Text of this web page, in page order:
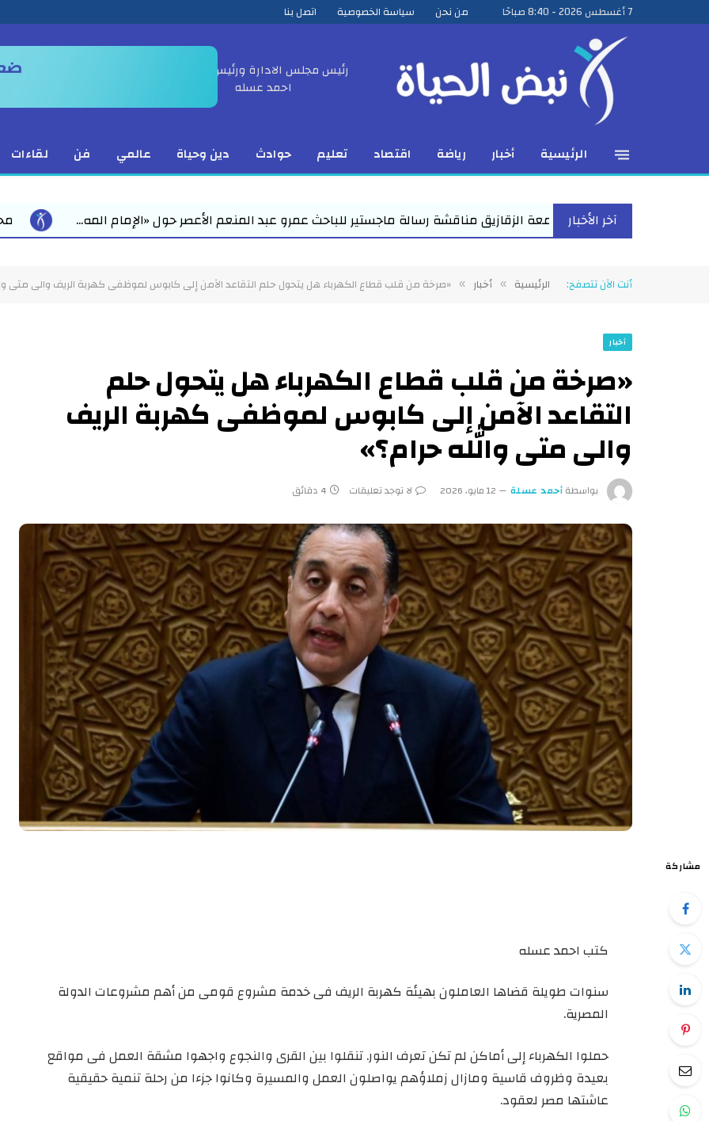
7 أغسطس 2026 - 8:40 صباحًا من نحن سياسة الخصوصية اتصل بنا
رئيس مجلس الادارة ورئيس التحرير
احمد عسله
الرئيسية أخبار رياضة اقتصاد تعليم حوادث دين وحياة عالمي فن لقاءات
آخر الأخبار
الزقازيق مناقشة رسالة ماجستير للباحث عمرو عبد المنعم الأعصر حول «الإمام المه... محمد رمضان يقود استعدادات
أنت الآن تتصفح: الرئيسية » أخبار » «صرخة من قلب قطاع الكهرباء هل يتحول حلم التقاعد الآمن إلى كابوس لموظفى كهربة الريف والى متى
أخبار
«صرخة من قلب قطاع الكهرباء هل يتحول حلم
التقاعد الآمن إلى كابوس لموظفى كهربة الريف
والى متى والله حرام؟»
بواسطةأحمد عسلة 12 مايو، 2026 لا توجد تعليقات 4 دقائق
مشاركة
كتب احمد عسله
سنوات طويلة قضاها العاملون بهيئة كهربة الريف فى خدمة مشروع قومى من أهم مشروعات الدولة
المصرية.
حملوا الكهرباء إلى أماكن لم تكن تعرف النور. تنقلوا بين القرى والنجوع واجهوا مشقة العمل فى مواقع
بعيدة وظروف قاسية ومازال زملاؤهم يواصلون العمل والمسيرة وكانوا جزءا من رحلة تنمية حقيقية
عاشتها مصر لعقود.